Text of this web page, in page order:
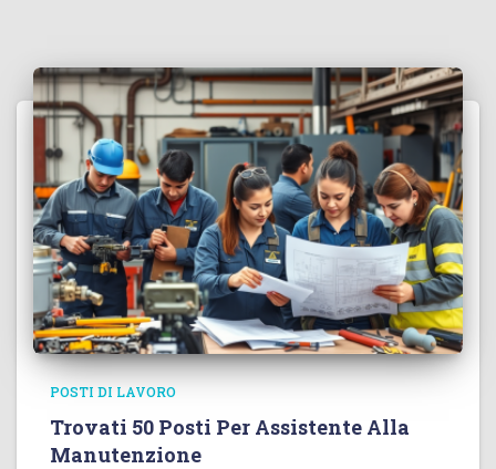
POSTI DI LAVORO
Trovati 50 Posti Per Assistente Alla
Manutenzione